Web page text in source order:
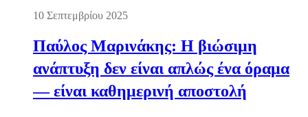
10 Σεπτεμβρίου 2025
Παύλος Μαρινάκης: Η βιώσιμη
ανάπτυξη δεν είναι απλώς ένα όραμα
— είναι καθημερινή αποστολή